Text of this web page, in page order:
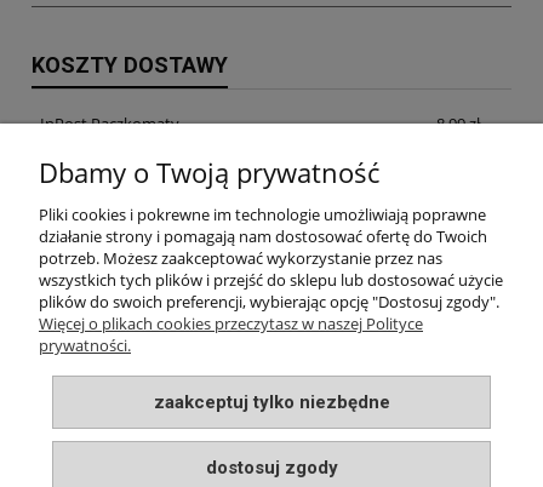
KOSZTY DOSTAWY
InPost Paczkomaty 8,99 zł
InPost Kurier
odbiór osobisty w siedzibie firmy 0,00 zł
INFORMACJE
MOJE KONTO
PŁATNOŚCI I DOSTAWA
O NAS
Dbamy o Twoją prywatność
Pliki cookies i pokrewne im technologie umożliwiają poprawne
działanie strony i pomagają nam dostosować ofertę do Twoich
potrzeb. Możesz zaakceptować wykorzystanie przez nas
wszystkich tych plików i przejść do sklepu lub dostosować użycie
plików do swoich preferencji, wybierając opcję "Dostosuj zgody".
Więcej o plikach cookies przeczytasz w naszej Polityce
prywatności.
zaakceptuj tylko niezbędne
dostosuj zgody